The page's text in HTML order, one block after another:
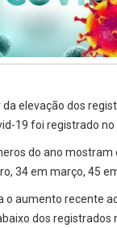
elevação dos
19 foi registrado no
do ano mostram
34 em março, 45
o aumento recente
dos registrados